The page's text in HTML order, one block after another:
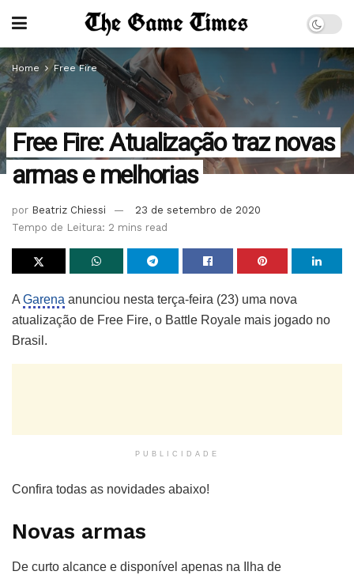
Home Free Fire
Free Fire: Atualização traz novas
armas e melhorias
por Beatriz Chiessi
23 de setembro de 2020
Tempo de Leitura: 2 mins read
A Garena anunciou nesta terça-feira (23) uma nova
atualização de Free Fire, o Battle Royale mais jogado no
Brasil.
PUBLICIDADE
Confira todas as novidades abaixo!
Novas armas
De curto alcance e disponível apenas na Ilha de